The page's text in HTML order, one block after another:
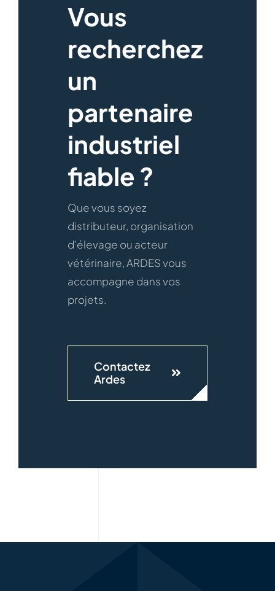
Vous
recherchez
un
partenaire
industriel
fiable ?
Que vous soyez
distributeur, organisation
d’élevage ou acteur
vétérinaire, ARDES vous
accompagne dans vos
projets.
Contactez
Ardes